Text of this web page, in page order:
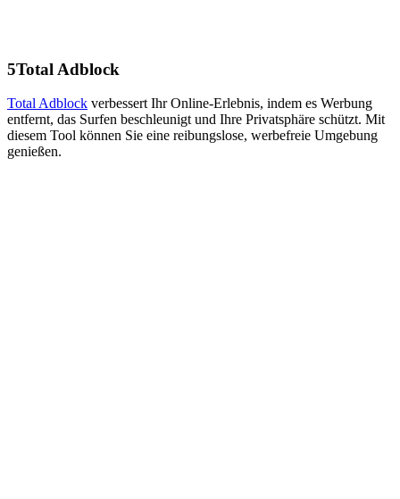
5Total Adblock
Total Adblock verbessert Ihr Online-Erlebnis, indem es Werbung
entfernt, das Surfen beschleunigt und Ihre Privatsphäre schützt. Mit
diesem Tool können Sie eine reibungslose, werbefreie Umgebung
genießen.